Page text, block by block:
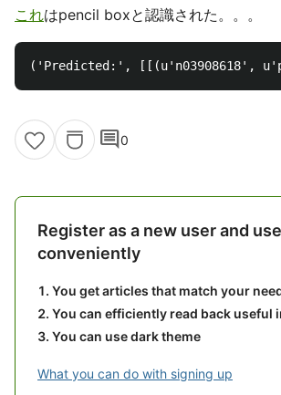
これはpencil boxと認識された。。。
comment0
Register as a new user and
conveniently
You get articles that match your
You can efficiently read back useful
You can use dark theme
What you can do with signing up